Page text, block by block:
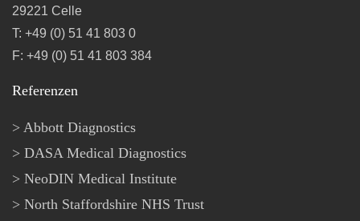
29221 Celle
T: +49 (0) 51 41 803 0
F: +49 (0) 51 41 803 384
Referenzen
Abbott Diagnostics
DASA Medical Diagnostics
NeoDIN Medical Institute
North Staffordshire NHS Trust